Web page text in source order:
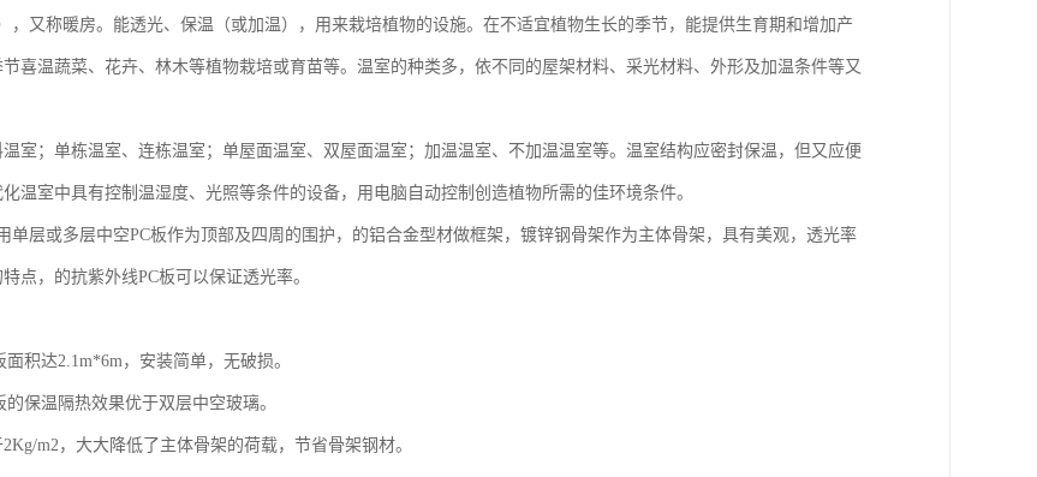
），又称暖房。能透光、保温（或加温），用来栽培植物的设施。在不适宜植物生长的季节，能提供生育期和增加产
喜温蔬菜、花卉、林木等植物栽培或育苗等。温室的种类多，依不同的屋架材料、采光材料、外形及加温条件等又
室；单栋温室、连栋温室；单屋面温室、双屋面温室；加温温室、不加温温室等。温室结构应密封保温，但又应便
温室中具有控制温湿度、光照等条件的设备，用电脑自动控制创造植物所需的佳环境条件。
单层或多层中空PC板作为顶部及四周的围护，的铝合金型材做框架，镀锌钢骨架作为主体骨架，具有美观，透光率
点，的抗紫外线PC板可以保证透光率。
面积达2.1m*6m，安装简单，无破损。
的保温隔热效果优于双层中空玻璃。
m2，大大降低了主体骨架的荷载，节省骨架钢材。